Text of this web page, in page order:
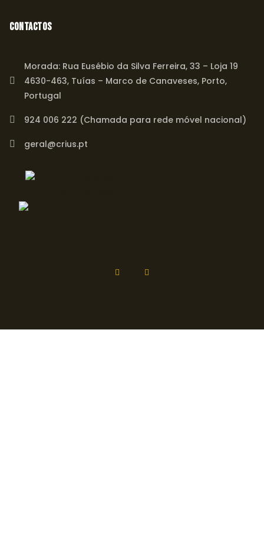
Contactos
Morada: Rua Eusébio da Silva Ferreira, 33 – Loja 19
4630-463, Tuías – Marco de Canaveses, Porto,
Portugal
924 006 222 (Chamada para rede móvel nacional)
geral@crius.pt